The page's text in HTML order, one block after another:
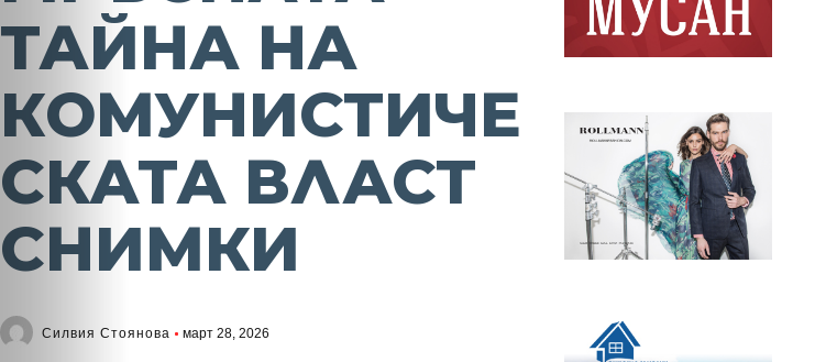
ТАЙНА НА
КОМУНИСТИЧЕ
СКАТА ВЛАСТ
СНИМКИ
Силвия Стоянова март 28, 2026